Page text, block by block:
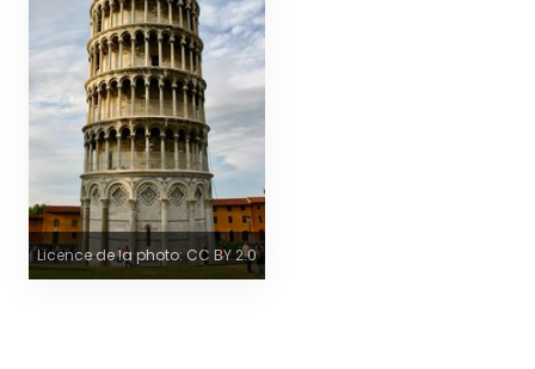
Licence de la photo: CC BY 2.0